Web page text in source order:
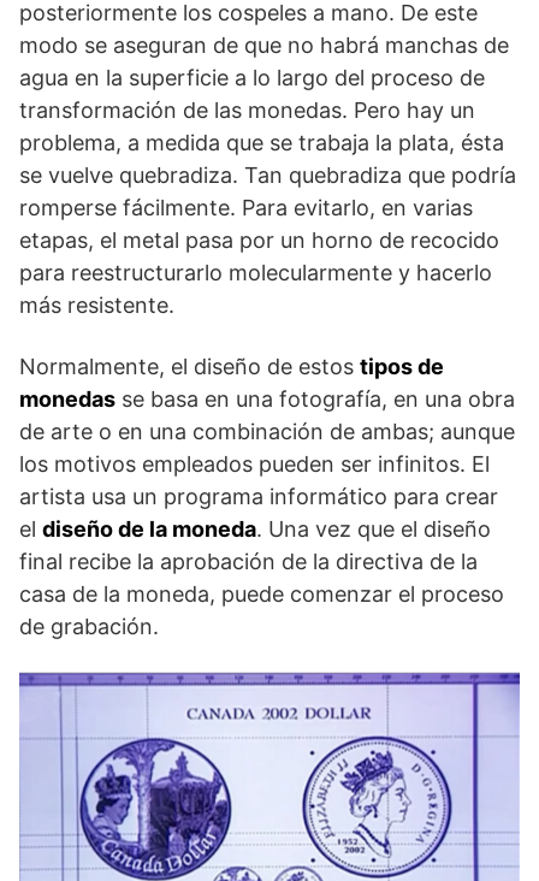
posteriormente los cospeles a mano. De este
modo se aseguran de que no habrá manchas de
agua en la superficie a lo largo del proceso de
transformación de las monedas. Pero hay un
problema, a medida que se trabaja la plata, ésta
se vuelve quebradiza. Tan quebradiza que podría
romperse fácilmente. Para evitarlo, en varias
etapas, el metal pasa por un horno de recocido
para reestructurarlo molecularmente y hacerlo
más resistente.
Normalmente, el diseño de estos tipos de
monedas se basa en una fotografía, en una obra
de arte o en una combinación de ambas; aunque
los motivos empleados pueden ser infinitos. El
artista usa un programa informático para crear
el diseño de la moneda. Una vez que el diseño
final recibe la aprobación de la directiva de la
casa de la moneda, puede comenzar el proceso
de grabación.